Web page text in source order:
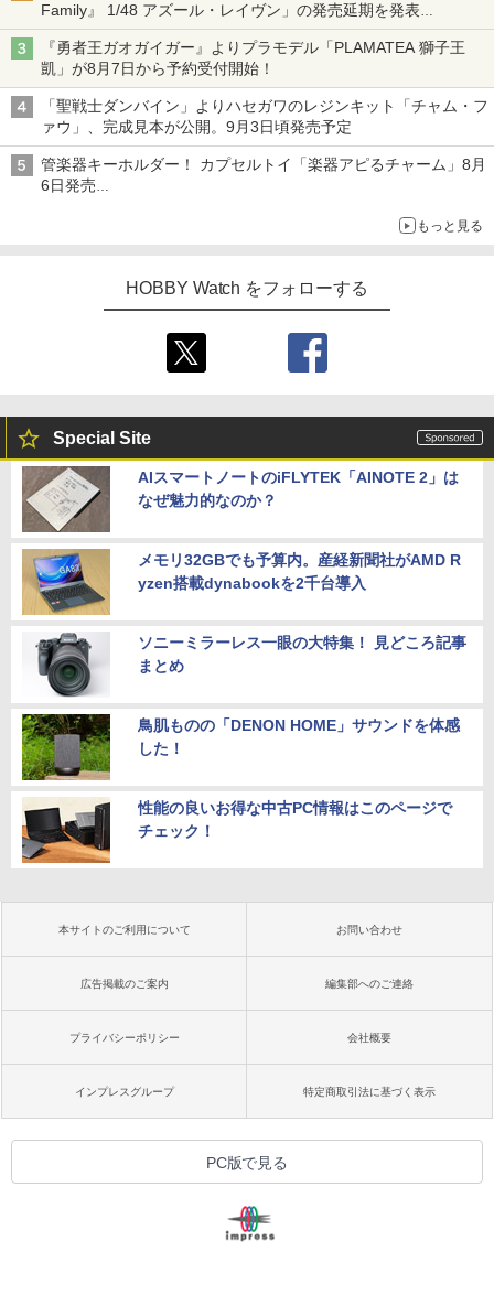
Family』 1/48 アズール・レイヴン」の発売延期を発表
8月から9月に延期
『勇者王ガオガイガー』よりプラモデル「PLAMATEA 獅子王
凱」が8月7日から予約受付開始！
「聖戦士ダンバイン」よりハセガワのレジンキット「チャム・フ
ァウ」、完成見本が公開。9月3日頃発売予定
管楽器キーホルダー！ カプセルトイ「楽器アピるチャーム」8月
6日発売
もっと見る
HOBBY Watch をフォローする
Special Site
AIスマートノートのiFLYTEK「AINOTE 2」は
なぜ魅力的なのか？
メモリ32GBでも予算内。産経新聞社がAMD R
yzen搭載dynabookを2千台導入
ソニーミラーレス一眼の大特集！ 見どころ記事
まとめ
鳥肌ものの「DENON HOME」サウンドを体感
した！
性能の良いお得な中古PC情報はこのページで
チェック！
本サイトのご利用について お問い合わせ
広告掲載のご案内 編集部へのご連絡
プライバシーポリシー 会社概要
インプレスグループ 特定商取引法に基づく表示
PC版で見る